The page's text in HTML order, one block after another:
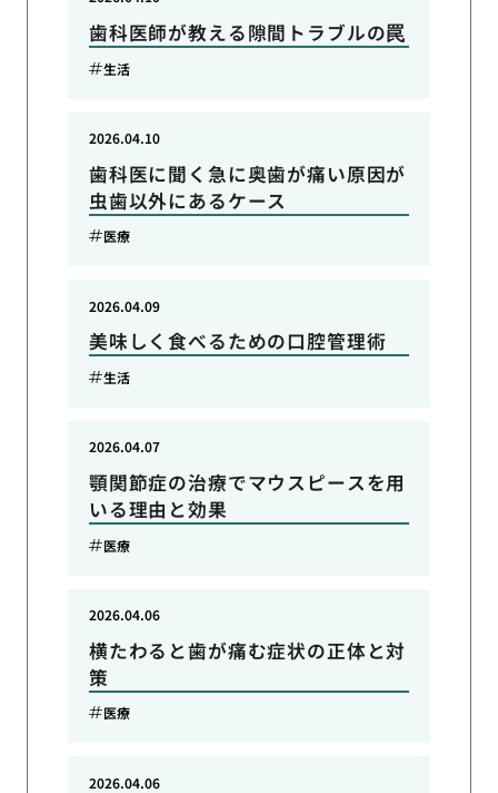
歯科医師が教える隙間トラブルの罠
生活
歯科医に聞く急に奥歯が痛い原因が
虫歯以外にあるケース
2026.04.10
医療
美味しく食べるための口腔管理術
2026.04.09
生活
顎関節症の治療でマウスピースを用
いる理由と効果
2026.04.07
医療
横たわると歯が痛む症状の正体と対
策
2026.04.06
医療
2026.04.06